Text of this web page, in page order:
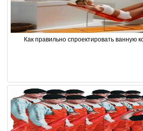
Как правильно спроектировать ванную